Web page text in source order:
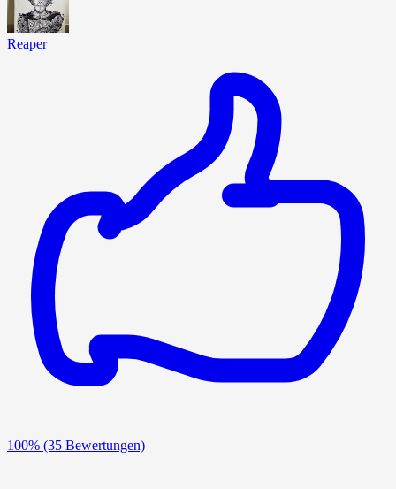
Reaper
100% (35 Bewertungen)